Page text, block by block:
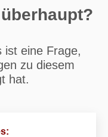
ist eine Frage,
zu diesem
hat.